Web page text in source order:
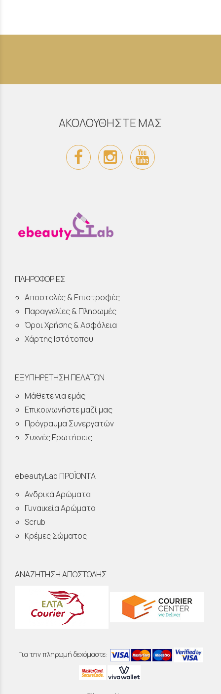
ΑΚΟΛΟΥΘΗΣΤΕ ΜΑΣ
ΠΛΗΡΟΦΟΡΙΕΣ
Αποστολές & Επιστροφές
Παραγγελίες & Πληρωμές
Όροι Χρήσης & Ασφάλεια
Χάρτης Ιστότοπου
ΕΞΥΠΗΡΕΤΗΣΗ ΠΕΛΑΤΩΝ
Μάθετε για εμάς
Επικοινωνήστε μαζί μας
Πρόγραμμα Συνεργατών
Συχνές Ερωτήσεις
ebeautyLab ΠΡΟΪΟΝΤΑ
Ανδρικά Αρώματα
Γυναικεία Αρώματα
Scrub
Κρέμες Σώματος
ΑΝΑΖΗΤΗΣΗ ΑΠΟΣΤΟΛΗΣ
Για την πληρωμή δεχόμαστε: